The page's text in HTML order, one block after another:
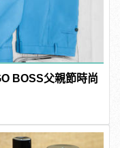
BOSS父親節時尚